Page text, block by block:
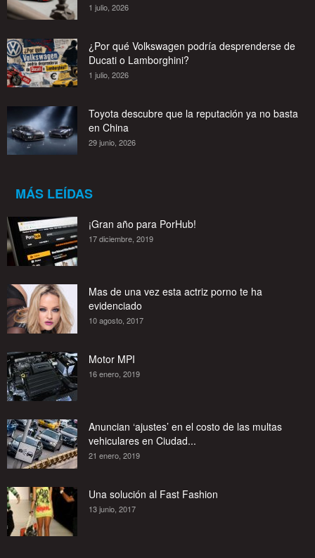
1 julio, 2026
¿Por qué Volkswagen podría desprenderse de
Ducati o Lamborghini?
1 julio, 2026
Toyota descubre que la reputación ya no basta
en China
29 junio, 2026
MÁS LEÍDAS
¡Gran año para PorHub!
17 diciembre, 2019
Mas de una vez esta actriz porno te ha
evidenciado
10 agosto, 2017
Motor MPI
16 enero, 2019
Anuncian ‘ajustes’ en el costo de las multas
vehiculares en Ciudad...
21 enero, 2019
Una solución al Fast Fashion
13 junio, 2017